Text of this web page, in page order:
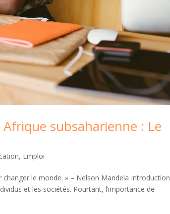
subsaharienne : Le
, Emploi
changer le monde. » – Nelson Mandela Introduction
et les sociétés. Pourtant, l’importance de